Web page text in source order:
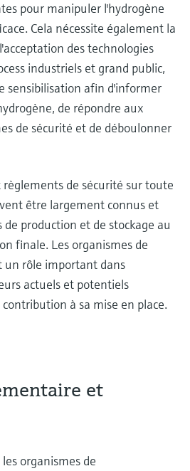
pour manipuler l'hydrogène
Cela nécessite également la
des technologies
industriels et grand public,
sensibilisation afin d'informer
de répondre aux
de sécurité et de déboulonner
de sécurité sur toute
être largement connus et
production et de stockage au
finale. Les organismes de
rôle important dans
actuels et potentiels
à sa mise en place.
et
organismes de